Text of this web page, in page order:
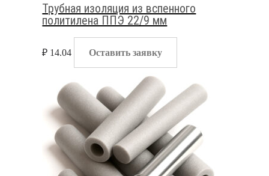
Трубная изоляция из вспенного
политилена ППЭ 22/9 мм
₽ 14.04 Оставить заявку